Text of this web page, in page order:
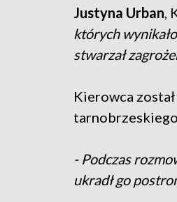
Justyna Urban
których
stwarzał
Kierowca
- Podczas
ukradł go